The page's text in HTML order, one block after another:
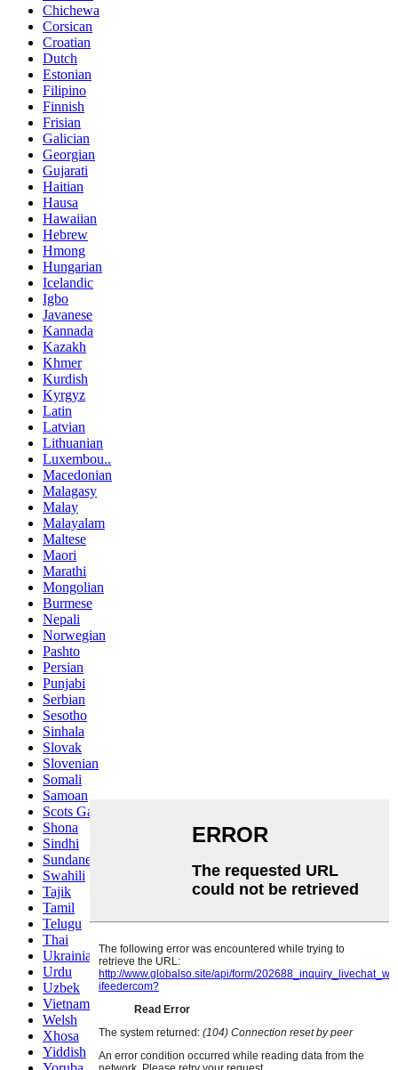
Chichewa
Corsican
Croatian
Dutch
Estonian
Filipino
Finnish
Frisian
Galician
Georgian
Gujarati
Haitian
Hausa
Hawaiian
Hebrew
Hmong
Hungarian
Icelandic
Igbo
Javanese
Kannada
Kazakh
Khmer
Kurdish
Kyrgyz
Latin
Latvian
Lithuanian
Luxembou..
Macedonian
Malagasy
Malay
Malayalam
Maltese
Maori
Marathi
Mongolian
Burmese
Nepali
Norwegian
Pashto
Persian
Punjabi
Serbian
Sesotho
Sinhala
Slovak
Slovenian
Somali
Samoan
Scots Gaelic
Shona
Sindhi
Sundanese
Swahili
Tajik
Tamil
Telugu
Thai
Ukrainian
Urdu
Uzbek
Vietnamese
Welsh
Xhosa
Yiddish